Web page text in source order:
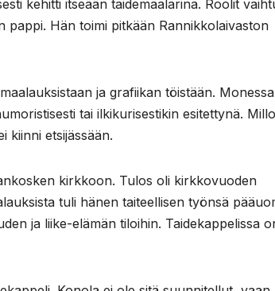
kehitti itseään taidemaalarina. Roolit
pappi. Hän toimi pitkään Rannikkolaivaston
ja grafiikan töistään. Monessa
tai ilkikurisestikin esitettynä.
kiinni etsijässään.
kirkkoon. Tulos oli kirkkovuoden
tuli hänen taiteellisen työnsä
ja liike-elämän tiloihin. Taidekappelissa